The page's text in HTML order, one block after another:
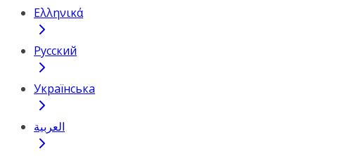
Ελληνικά
Русский
Українська
العربية